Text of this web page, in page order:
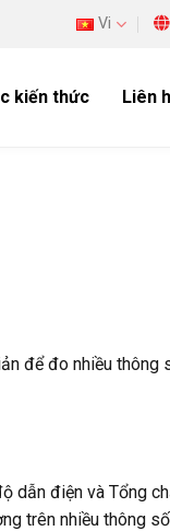
Vi
kiến thức Liên
để đo nhiều thông
dẫn điện và Tổng
trên nhiều thông